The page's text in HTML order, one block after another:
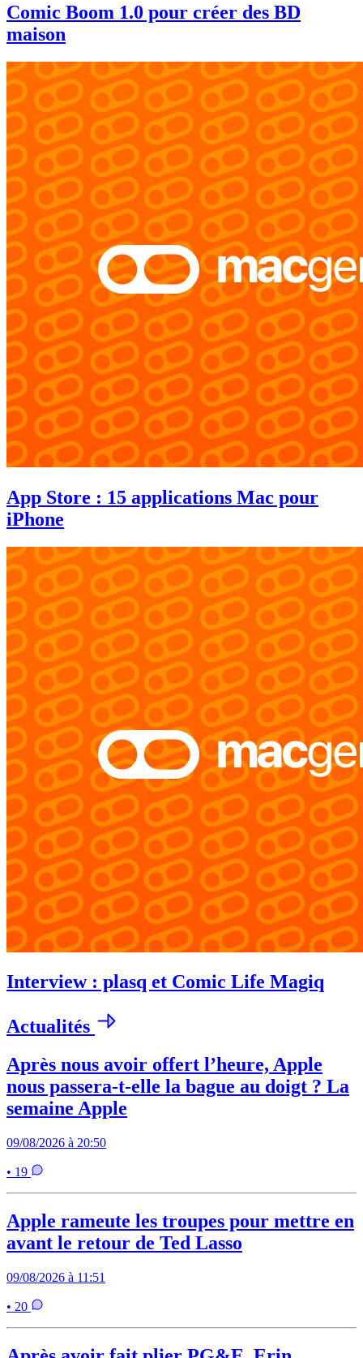
Comic Boom 1.0 pour créer des BD
maison
App Store : 15 applications Mac pour
iPhone
Interview : plasq et Comic Life Magiq
Actualités
Après nous avoir offert l’heure, Apple
nous passera-t-elle la bague au doigt ? La
semaine Apple
09/08/2026 à 20:50
• 19
Apple rameute les troupes pour mettre en
avant le retour de Ted Lasso
09/08/2026 à 11:51
• 20